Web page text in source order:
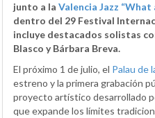
junto a la Valencia Jazz
dentro del 29 Festival
incluye destacados solistas
Blasco y Bárbara Breva.
El próximo 1 de julio, el Palau de
estreno y la primera grabación
proyecto artístico desarrollado
que expande los límites